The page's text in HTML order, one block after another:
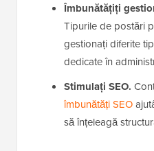
Îmbunătățiți
Tipurile de postări
gestionați diferite
dedicate în
Stimulați SEO.
îmbunătăți SEO
să înțeleagă